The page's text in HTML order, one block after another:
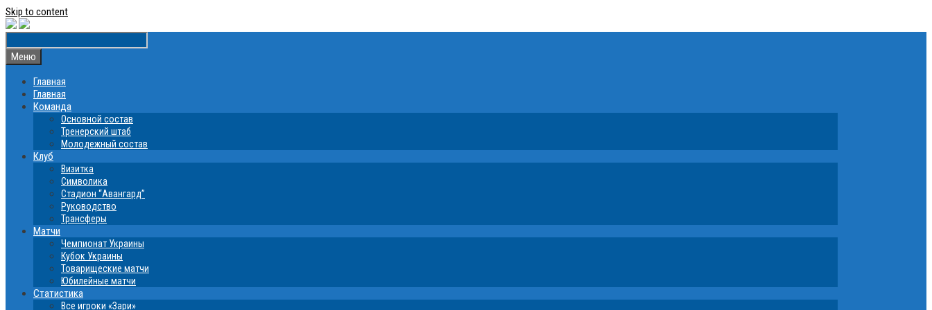
Skip to content
Меню
Главная
Главная
Команда
Основной состав
Тренерский штаб
Молодежный состав
Клуб
Визитка
Символика
Стадион “Авангард”
Руководство
Трансферы
Матчи
Чемпионат Украины
Кубок Украины
Товарищеские матчи
Юбилейные матчи
Статистика
Все игроки «Зари»